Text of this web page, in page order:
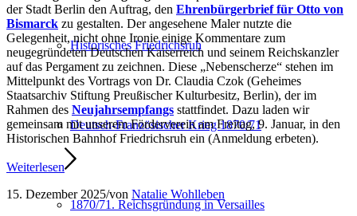
Historisches Friedrichsruh
Deutsch-Französischer Krieg 1870/71
1870/71. Reichsgründung in Versailles
der Stadt Berlin den Auftrag, den Ehrenbürgerbrief für Otto von
Bismarck zu gestalten. Der angesehene Maler nutzte die
Gelegenheit, nicht ohne Ironie einige Kommentare zum
neugegründeten Deutschen Kaiserreich und seinem Reichskanzler
auf das Pergament zu zeichnen. Diese „Nebenscherze“ stehen im
Mittelpunkt des Vortrags von Dr. Claudia Czok (Geheimes
Staatsarchiv Stiftung Preußischer Kulturbesitz, Berlin), der im
Rahmen des Neujahrsempfangs stattfindet. Dazu laden wir
gemeinsam mit unserem Förderverein am Freitag, 9. Januar, in den
Historischen Bahnhof Friedrichsruh ein (Anmeldung erbeten).
Weiterlesen
15. Dezember 2025/von Natalie Wohlleben